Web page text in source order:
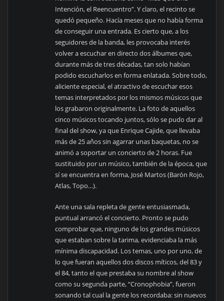
Intención, el Reencuentro”. Y claro, el recinto se
quedó pequeño. Hacía meses que no había forma
de conseguir una entrada. Es cierto que, a los
seguidores de la banda, les provocaba interés
volver a escuchar en directo dos álbumes que,
durante más de tres décadas, tan solo habían
podido escucharlos en forma enlatada. Sobre todo,
aliciente especial, el atractivo de escuchar esos
temas interpretados por los mismos músicos que
los grabaron originalmente. La foto de aquellos
cinco músicos tocando juntos, sólo se pudo dar al
final del show, ya que Enrique Cajide, que llevaba
más de 25 años sin agarrar unas baquetas, no se
animó a soportar un concierto de 2 horas. Fue
sustituido por un músico, también de la época, que
sí se encuentra en forma, José Martos (Barón Rojo,
Atlas, Topo…).
Ante una sala repleta de gente entusiasmada,
puntual arrancó el concierto. Pronto se pudo
comprobar que, ninguno de los grandes músicos
que estaban sobre la tarima, evidenciaba la más
mínima discapacidad. Los temas, uno por uno, de
lo que fueran aquellos dos discos míticos, del 83 y
el 84, tanto el que prestaba su nombre al show
como su segunda parte, “Cronophobia”, fueron
sonando tal cual la gente los recordaba: sin nuevos